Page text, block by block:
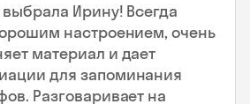
выбрала Ирину! Всегда
настроением, очень
материал и дает
для запоминания
Разговаривает на